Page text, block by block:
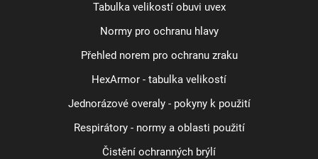
Tabulka velikostí obuvi uvex
Normy pro ochranu hlavy
Přehled norem pro ochranu zraku
HexArmor - tabulka velikostí
Jednorázové overaly - pokyny k použití
Respirátory - normy a oblasti použití
Čistění ochranných brýlí